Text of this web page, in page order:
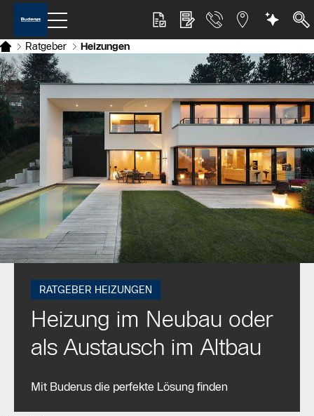
Ratgeber Heizungen
RATGEBER HEIZUNGEN
Heizung im Neubau oder
als Austausch im Altbau
Mit Buderus die perfekte Lösung finden